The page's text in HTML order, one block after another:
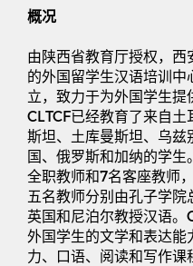
概况
由陕西省教育厅授权，西
的外国留学生汉语培训中
立，致力于为外国学生提
CLTCF已经教育了来自土
斯坦、土库曼斯坦、乌
国、俄罗斯和加纳的学生。
全职教师和7名客座教师
五名教师分别由孔子学院
英国和尼泊尔教授汉语。
外国学生的文学和表达
力、口语、阅读和写作